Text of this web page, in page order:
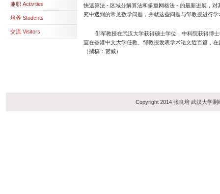
兼职 Activities
培养 Students
交流 Visitors
快速算法 - 区域分解算法和多重网格法 - 的最新进展，
究中遇到的常见数学问题，并就这些问题与邹教授进行
邹军教授在武汉大学获得硕士学位，中科院获得博士
直在香港中文大学任教。邹教授发表学术论文近百篇，
（撰稿：贺威）
Copyright 2014 张良培 武汉大学